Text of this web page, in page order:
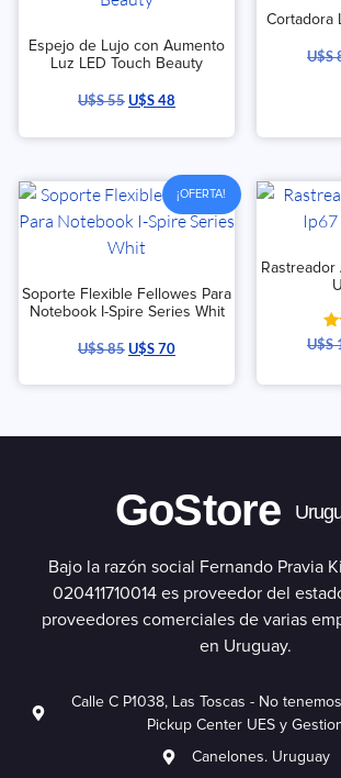
Espejo de Lujo con Aumento
Luz LED Touch Beauty
U$S55U$S48
Cortadora
U$S
¡OFERTA!
Soporte Flexible Fellowes Para
Notebook I-Spire Series Whit
U$S85U$S70 U$S
GoStore
Bajo la razón social Fernando Pravia
020411710014 es proveedor del
proveedores comerciales de varias
en Uruguay.
Calle C P1038, Las Toscas - No
Pickup Center UES y
Canelones. Uruguay